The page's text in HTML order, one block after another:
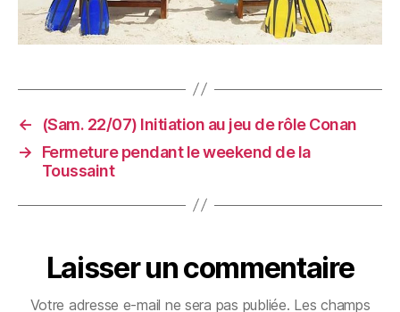
←
(Sam. 22/07) Initiation au jeu de rôle Conan
→
Fermeture pendant le weekend de la
Toussaint
Laisser un commentaire
Votre adresse e-mail ne sera pas publiée. Les champs